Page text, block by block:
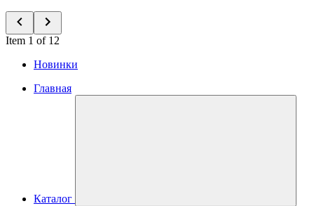
Item 1 of 12
Новинки
Главная
Каталог